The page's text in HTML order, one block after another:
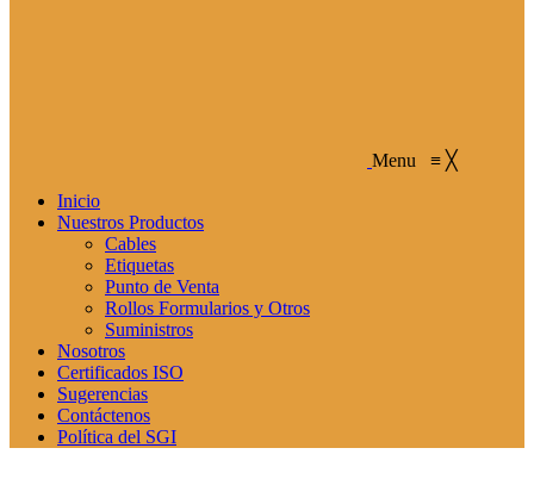
Menu ≡ ╳
Inicio
Nuestros Productos
Cables
Etiquetas
Punto de Venta
Rollos Formularios y Otros
Suministros
Nosotros
Certificados ISO
Sugerencias
Contáctenos
Política del SGI